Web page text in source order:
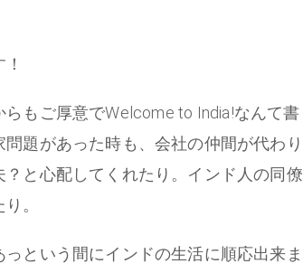
もご厚意でWelcome to India!なんて書
題があった時も、会社の仲間が代わり
と心配してくれたり。インド人の同僚
。
という間にインドの生活に順応出来ま